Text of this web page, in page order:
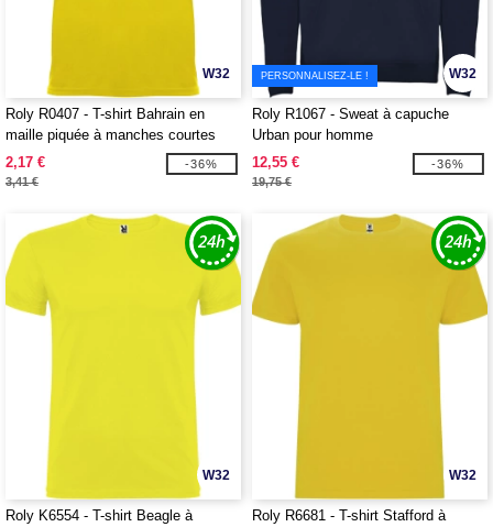
W32
Roly R0407 - T-shirt Bahrain en
maille piquée à manches courtes
pour homme
2,17 €
3,41 €
-36%
W32
PERSONNALISEZ-LE !
Roly R1067 - Sweat à capuche
Urban pour homme
12,55 €
19,75 €
-36%
W32
Roly K6554 - T-shirt Beagle à
W32
Roly R6681 - T-shirt Stafford à